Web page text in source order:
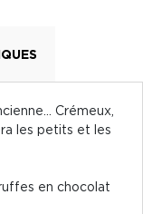
Crémeux,
les petits et les
en chocolat